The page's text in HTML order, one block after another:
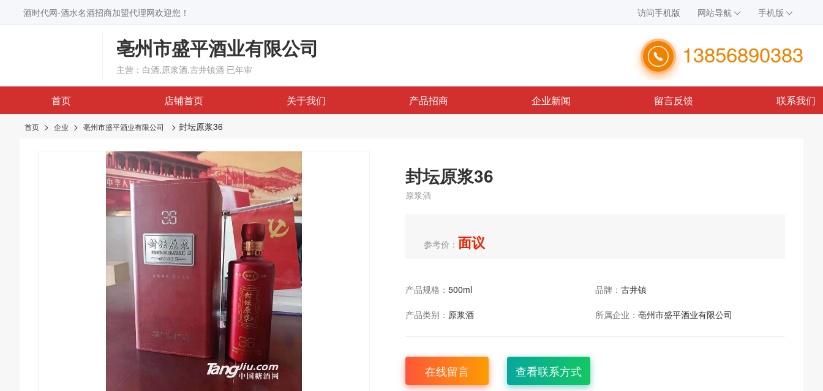
酒时代网-酒水名酒招商加盟代理网欢迎您！ 访问手机版 网站导航 手机版
亳州市盛平酒业有限公司
主营：白酒,原浆酒,古井镇酒 已年审
13856890383
首页 店铺首页 关于我们 产品招商 企业新闻 留言反馈 联系我们
首页 > 企业 > 亳州市盛平酒业有限公司 > 封坛原浆36
封坛原浆36
原浆酒
参考价： 面议
产品规格： 500ml 品牌： 古井镇
产品类别： 原浆酒 所属企业： 亳州市盛平酒业有限公司
在线留言 查看联系方式